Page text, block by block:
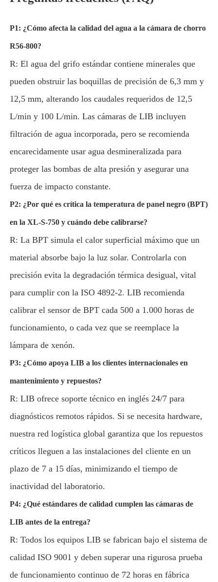
P1: ¿Cómo afecta la calidad del agua a la cámara de chorro
R56-800?
R: El agua del grifo estándar contiene minerales que
pueden obstruir las boquillas de precisión de 6,3 mm y
12,5 mm, alterando los caudales requeridos de 12,5
L/min y 100 L/min. Las cámaras de LIB incluyen
filtración de agua incorporada, pero se recomienda
encarecidamente usar agua desmineralizada para
proteger las bombas de alta presión y asegurar una
fuerza de impacto constante.
P2: ¿Por qué es crítica la temperatura de panel negro (BPT)
en la XL-S-750 y cuándo debe calibrarse?
R: La BPT simula el calor superficial máximo que un
material absorbe bajo la luz solar. Controlarla con
precisión evita la degradación térmica desigual, vital
para cumplir con la ISO 4892-2. LIB recomienda
calibrar el sensor de BPT cada 500 a 1.000 horas de
funcionamiento, o cada vez que se reemplace la
lámpara de xenón.
P3: ¿Cómo apoya LIB a los clientes internacionales en
mantenimiento y repuestos?
R: LIB ofrece soporte técnico en inglés 24/7 para
diagnósticos remotos rápidos. Si se necesita hardware,
nuestra red logística global garantiza que los repuestos
críticos lleguen a las instalaciones del cliente en un
plazo de 7 a 15 días, minimizando el tiempo de
inactividad del laboratorio.
P4: ¿Qué estándares de calidad cumplen las cámaras de
LIB antes de la entrega?
R: Todos los equipos LIB se fabrican bajo el sistema de
calidad ISO 9001 y deben superar una rigurosa prueba
de funcionamiento continuo de 72 horas en fábrica